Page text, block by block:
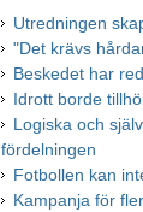
Utredningen
"Det krävs
Beskedet har
Idrott borde
Logiska och
fördelningen
Fotbollen kan
Kampanja för